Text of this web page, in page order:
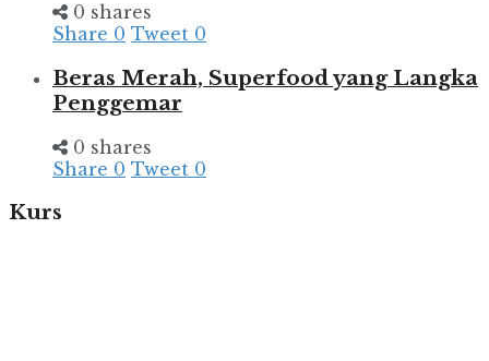
0 shares
Share 0 Tweet 0
Beras Merah, Superfood yang Langka
Penggemar
0 shares
Share 0 Tweet 0
Kurs